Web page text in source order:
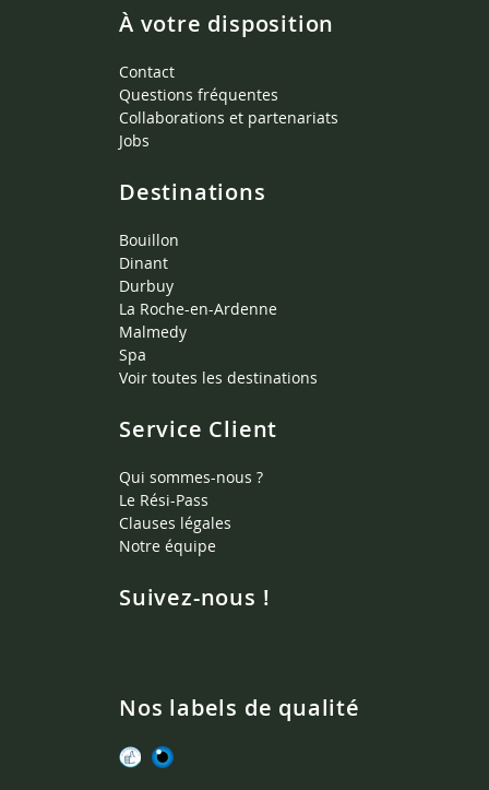
À votre disposition
Contact
Questions fréquentes
Collaborations et partenariats
Jobs
Destinations
Bouillon
Dinant
Durbuy
La Roche-en-Ardenne
Malmedy
Spa
Voir toutes les destinations
Service Client
Qui sommes-nous ?
Le Rési-Pass
Clauses légales
Notre équipe
Suivez-nous !
Nos labels de qualité